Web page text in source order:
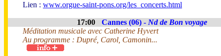
Lien : www.orgue-saint-pons.org/les_concerts.html
17:00 Cannes (06) - Nd de Bon voyage
Méditation musicale avec Catherine Hyvert
Au programme : Dupré, Carol, Camonin...